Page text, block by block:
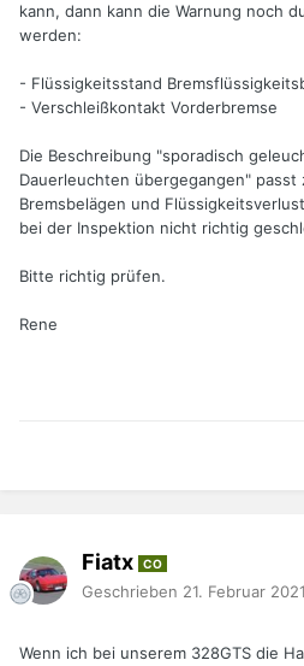
kann, dann kann die Warnung noch
werden:
- Flüssigkeitsstand
- Verschleißkontakt Vorderbremse
Die Beschreibung "sporadisch
Dauerleuchten übergegangen" passt
Bremsbelägen und
bei der Inspektion nicht richtig
Bitte richtig prüfen.
Rene
Fiatx CO
Geschrieben 21. Februar 2021
Wenn ich bei unserem 328GTS die